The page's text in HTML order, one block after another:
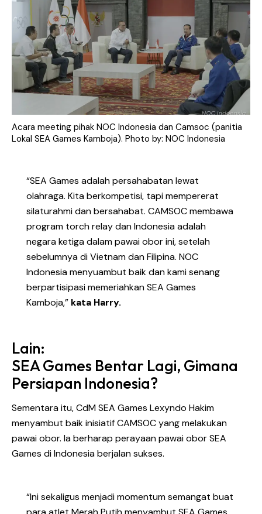
Acara meeting pihak NOC Indonesia dan Camsoc (panitia
Lokal SEA Games Kamboja). Photo by: NOC Indonesia
“SEA Games adalah persahabatan lewat
olahraga. Kita berkompetisi, tapi mempererat
silaturahmi dan bersahabat. CAMSOC membawa
program torch relay dan Indonesia adalah
negara ketiga dalam pawai obor ini, setelah
sebelumnya di Vietnam dan Filipina. NOC
Indonesia menyuambut baik dan kami senang
berpartisipasi memeriahkan SEA Games
Kamboja,” kata Harry.
Lain:
SEA Games Bentar Lagi, Gimana
Persiapan Indonesia?
Sementara itu, CdM SEA Games Lexyndo Hakim
menyambut baik inisiatif CAMSOC yang melakukan
pawai obor. Ia berharap perayaan pawai obor SEA
Games di Indonesia berjalan sukses.
“Ini sekaligus menjadi momentum semangat buat